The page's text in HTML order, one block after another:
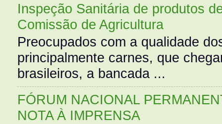
Inspeção Sanitária de produtos
Comissão de Agricultura
Preocupados com a qualidade
principalmente carnes, que
brasileiros, a bancada ...
FÓRUM NACIONAL
NOTA À IMPRENSA